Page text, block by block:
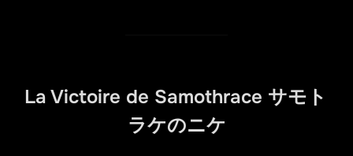
La Victoire de Samothrace サモト
ラケのニケ